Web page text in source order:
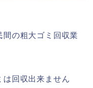
の粗大ゴミ回収業
は回収出来ません